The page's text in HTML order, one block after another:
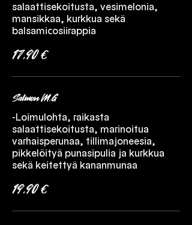
salaattisekoitusta, vesimelonia,
mansikkaa, kurkkua sekä
balsamicosiirappia
17,90 €
Salmon M,G
-Loimulohta, raikasta
salaattisekoitusta, marinoitua
varhaisperunaa, tillimajoneesia,
pikkelöityä punasipulia ja kurkkua
sekä keitettyä kananmunaa
19,90 €